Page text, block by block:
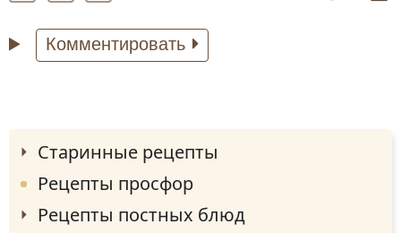
Комментировать
Старинные рецепты
Рецепты просфор
Рецепты постных блюд